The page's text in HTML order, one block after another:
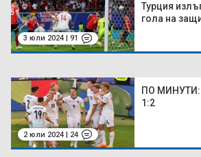
3 юли 2024 | 91
Турция
гола на
2 юли 2024 | 24
ПО МИНУТИ:
1:2